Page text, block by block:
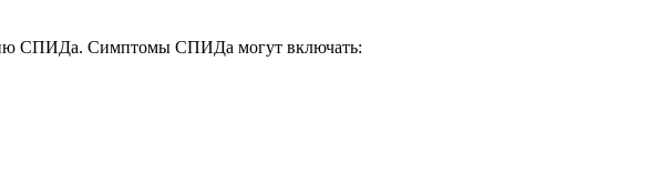
СПИДа. Симптомы СПИДа могут включать: